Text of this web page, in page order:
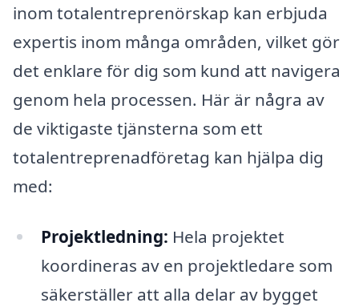
inom totalentreprenörskap kan erbjuda
expertis inom många områden, vilket gör
det enklare för dig som kund att navigera
genom hela processen. Här är några av
de viktigaste tjänsterna som ett
totalentreprenadföretag kan hjälpa dig
med:
Projektledning: Hela projektet
koordineras av en projektledare som
säkerställer att alla delar av bygget